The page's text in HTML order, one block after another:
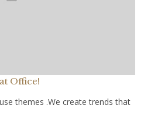
Office!
themes .We create trends that